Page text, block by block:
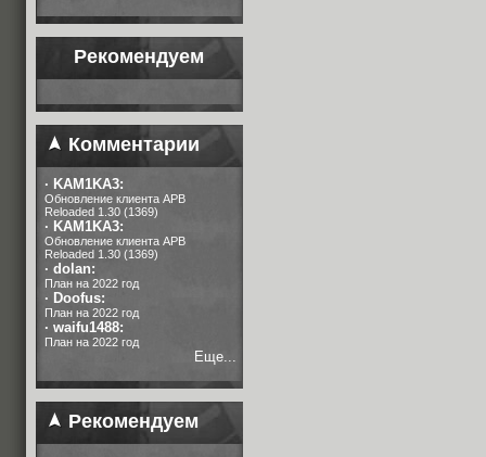
Рекомендуем
Комментарии
· KAM1KA3:
Обновление клиента APB
Reloaded 1.30 (1369)
· KAM1KA3:
Обновление клиента APB
Reloaded 1.30 (1369)
· dolan:
План на 2022 год
· Doofus:
План на 2022 год
· waifu1488:
План на 2022 год
Еще...
Рекомендуем